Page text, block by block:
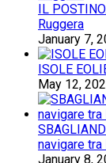
IL
Ruggera
January 7,
ISOLE
May 12,
navigare
January 8,